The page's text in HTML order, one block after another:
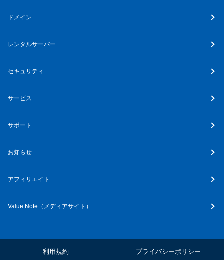
ドメイン
レンタルサーバー
セキュリティ
サービス
サポート
お知らせ
アフィリエイト
Value Note（ メディアサイト ）
利用規約 プライバシーポリシー